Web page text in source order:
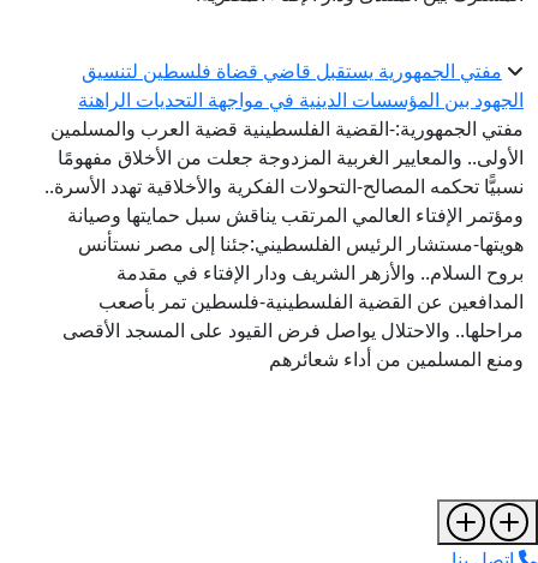
مفتي الجمهورية يستقبل قاضي قضاة فلسطين لتنسيق
الجهود بين المؤسسات الدينية في مواجهة التحديات الراهنة
مفتي الجمهورية:-القضية الفلسطينية قضية العرب والمسلمين
الأولى.. والمعايير الغربية المزدوجة جعلت من الأخلاق مفهومًا
نسبيًّا تحكمه المصالح-التحولات الفكرية والأخلاقية تهدد الأسرة..
ومؤتمر الإفتاء العالمي المرتقب يناقش سبل حمايتها وصيانة
هويتها-مستشار الرئيس الفلسطيني:جئنا إلى مصر نستأنس
بروح السلام.. والأزهر الشريف ودار الإفتاء في مقدمة
المدافعين عن القضية الفلسطينية-فلسطين تمر بأصعب
مراحلها.. والاحتلال يواصل فرض القيود على المسجد الأقصى
ومنع المسلمين من أداء شعائرهم